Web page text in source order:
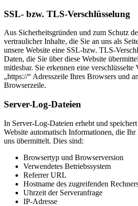
SSL- bzw. TLS-Verschlüsselung
Aus Sicherheitsgründen und zum Schutz
vertraulicher Inhalte, die Sie an uns als
unsere Website eine SSL-bzw. TLS-
Daten, die Sie über diese Website
mitlesbar. Sie erkennen eine verschlüsselte
„https://“ Adresszeile Ihres Browsers und
Browserzeile.
Server-Log-Dateien
In Server-Log-Dateien erhebt und
Website automatisch Informationen, die
uns übermittelt. Dies sind:
Browsertyp und Browserversion
Verwendetes Betriebssystem
Referrer URL
Hostname des zugreifenden
Uhrzeit der Serveranfrage
IP-Adresse